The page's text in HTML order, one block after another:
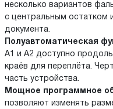
несколько вариантов
с центральным остатком
документа.
Полуавтоматическая
A1 и A2 доступно
краёв для переплёта.
часть устройства.
Мощное программное
позволяют изменять